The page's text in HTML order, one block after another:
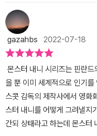
가는 추리, 그리고 무슨 일이
다. 게다가 몬스터 내니들 말
니다. 과연 그 존재는 무엇일
해선 다음 책을 펼쳐야 합니다. 이번 1권 「아주 특별한 베이비시터」
는 몬스터 내니에 대한 소개
특별한 존재들을 알아간다는
음 이야기는 아무래도 더욱
될 것만 같습니다. 그래서 더
야기 속에는 “상상친구”의 존
다. “엄마, 어제 라디오에서
떠나고 몬스터가 엄마를 대신
들 없이 하고 싶은 걸 마음껏
자유롭게 자신만의 시간을 갖
유쾌한 작품이 만들어 졌다.
여행 상품에 당첨되어 엄마
도 자리를 비운 상태라, 여행
별한 베이비시터를 보내준다.
룩하게 자란 커다란 괴물이 집
아하는 첫째 핼리와 영리한
gazahbs 2022-07-18
몬스터 내니 시리즈는 핀란
을 뿐 이미 세계적으로 인기
스콧 감독의 제작사에서 영화
스터 내니를 어떻게 그려낼지
간되 상태라고 하는데 몬스터